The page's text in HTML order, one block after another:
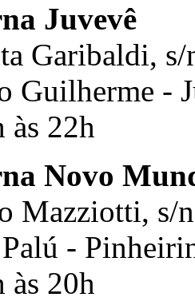
Juvevê
Garibaldi, s/
Guilherme -
às 22h
Novo
Mazziotti, s/
-
às 20h